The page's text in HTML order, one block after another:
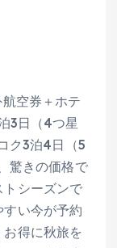
空券＋ホテ
3日（4つ星
ク3泊4日（5
驚きの価格で
トシーズンで
い今が予約
得に秋旅を